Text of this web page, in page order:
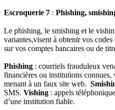
Escroquerie 7 : Phishing,
Le phishing, le smishing et le
variantes,visent à obtenir vos codes
sur vos comptes bancaires ou de
Phishing : courriels frauduleux
financières ou institutions
menant à un faux site web.
SMS. Vishing : appels
d’une institution fiable.